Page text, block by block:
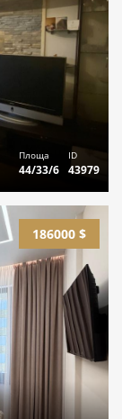
Площа
44/33/6
ID
43979
186000 $